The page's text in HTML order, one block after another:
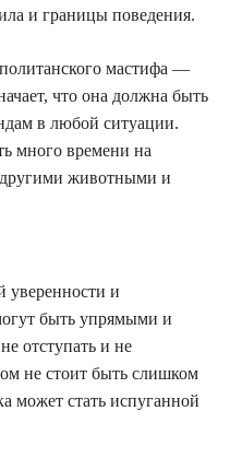
и границы поведения.
мастифа —
что она должна быть
в любой ситуации.
много времени на
другими животными и
уверенности и
быть упрямыми и
отступать и не
не стоит быть слишком
может стать испуганной